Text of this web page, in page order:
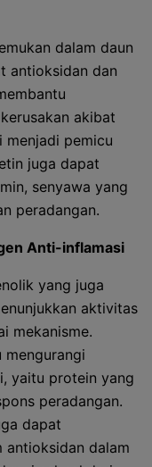
dalam daun
antioksidan dan
akibat
menjadi pemicu
juga dapat
senyawa yang
peradangan.
Anti-inflamasi
yang juga
aktivitas
mekanisme.
mengurangi
yaitu protein yang
peradangan.
dapat
antioksidan dalam